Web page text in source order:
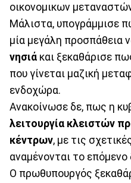
οικονομικων
Μάλιστα, υπογράμμισε
μία μεγάλη προσπάθεια
νησιά και ξεκαθάρισε
που γίνεται μαζική
ενδοχώρα.
Ανακοίνωσε δε, πως η
λειτουργία κλειστών
κέντρων, με τις
αναμένονται το επόμενο
Ο πρωθυπουργός